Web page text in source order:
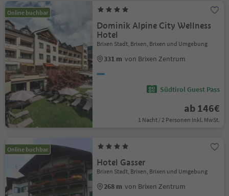
Online buchbar
Dominik Alpine City Wellness
Hotel
Brixen Stadt, Brixen, Brixen und Umgebung
331 m von Brixen Zentrum
Südtirol Guest Pass
ab 146€
1 Nacht / 2 Personen Inkl. MwSt.
Online buchbar
Hotel Gasser
Brixen Stadt, Brixen, Brixen und Umgebung
268 m von Brixen Zentrum